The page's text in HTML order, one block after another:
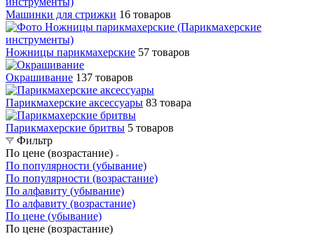
Машинки для стрижки 16 товаров
Ножницы парикмахерские 57 товаров
Окрашивание 137 товаров
Парикмахерские аксессуары 83 товара
Парикмахерские бритвы 5 товаров
Фильтр
По цене (возрастание)
По популярности (убывание)
По популярности (возрастание)
По алфавиту (убывание)
По алфавиту (возрастание)
По цене (убывание)
По цене (возрастание)